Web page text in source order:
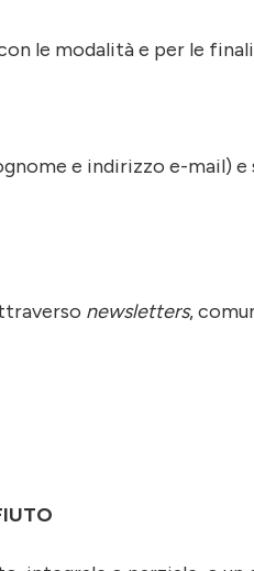
le modalità e per le
e indirizzo e-mail)
newsletters,